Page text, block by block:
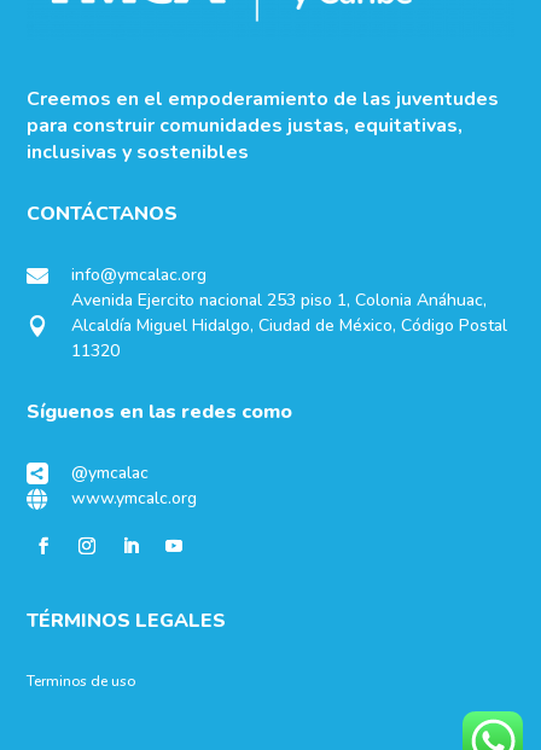
Creemos en el empoderamiento de las juventudes
para construir comunidades justas, equitativas,
inclusivas y sostenibles
CONTÁCTANOS
 info@ymcalac.org

Avenida Ejercito nacional 253 piso 1, Colonia Anáhuac,
Alcaldía Miguel Hidalgo, Ciudad de México, Código Postal
11320
Síguenos en las redes como
 @ymcalac
 www.ymcalc.org
TÉRMINOS LEGALES
Terminos de uso